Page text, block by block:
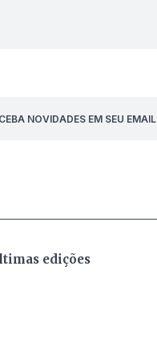
NOVIDADES EM SEU EMAIL
edições